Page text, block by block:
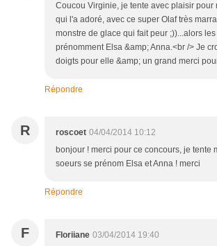
Coucou Virginie, je tente avec plaisir pour
qui l'a adoré, avec ce super Olaf très
monstre de glace qui fait peur ;))...alors
prénomment Elsa &amp; Anna.<br /> Je
doigts pour elle &amp; un grand merci
Répondre
R roscoet 04/04/2014 10:12
bonjour ! merci pour ce concours, je tente
soeurs se prénom Elsa et Anna ! merci
Répondre
F Floriiane 03/04/2014 19:40